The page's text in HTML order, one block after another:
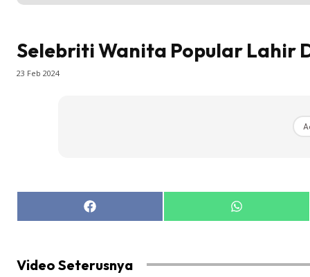
Selebriti Wanita Popular Lahir
23 Feb 2024
Share
on
Share
on
Video Seterusnya